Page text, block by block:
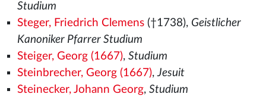
Studium
Steger, Friedrich Clemens(†1738), Geistlicher
Kanoniker Pfarrer Studium
Steiger, Georg (1667), Studium
Steinbrecher, Georg (1667),Jesuit
Steinecker, Johann Georg, Studium